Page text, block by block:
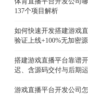
137个项目解析
如何快速开发搭建游戏
验证上线+100%无加密
搭建游戏直播平台靠谱
迟、含源码交付与后期
游戏直播平台开发公司